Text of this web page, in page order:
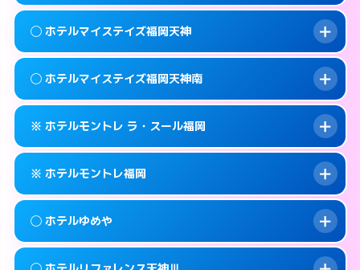
info このホテルの詳細ページを見る →
map 福岡市中央区地行1-4-6
info このホテルの詳細ページを見る →
案内方法:
女性が直接お部屋まで伺います。
smartphone 092-534-4126
map 福岡市中央区大宮1-1-6
info このホテルの詳細ページを見る →
案内方法:
派遣できません。
smartphone 092-741-3535
map 福岡市中央区西公園14-24
info このホテルの詳細ページを見る →
◯ ホテルマイステイズ福岡天神
案内方法: 女性が直接お部屋まで伺います。
smartphone 092-687-1100
map 福岡市中央区天神3-5-7
info このホテルの詳細ページを見る →
◯ ホテルマイステイズ福岡天神南
案内方法: 女性が直接お部屋まで伺います。
smartphone 092-286-1700
map 福岡市中央区春吉3-14-20
info このホテルの詳細ページを見る →
※ ホテルモントレ ラ・スール福岡
案内方法: カードキーにつきホテルの入り口で
待ち合わせ。
※ ホテルモントレ福岡
案内方法:
カードキーにつきホテルの入り口で
◯ ホテルゆめや